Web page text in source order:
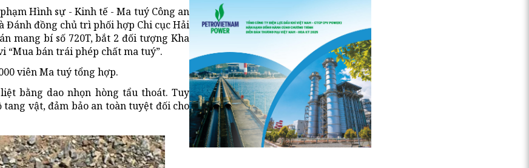
Hình sự - Kinh tế - Ma tuý Công an
Đánh đồng chủ trì phối hợp Chi cục Hải
mang bí số 720T, bắt 2 đối tượng Kha
“Mua bán trái phép chất ma tuý”.
viên Ma tuý tổng hợp.
bằng dao nhọn hòng tẩu thoát. Tuy
vật, đảm bảo an toàn tuyệt đối cho